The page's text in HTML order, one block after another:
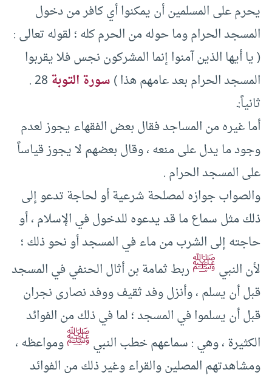
يحرم على المسلمين أن يمكنوا أي كافر من دخول
المسجد الحرام وما حوله من الحرم كله ؛ لقوله تعالى :
( يا أيها الذين آمنوا إنما المشركون نجس فلا يقربوا
المسجد الحرام بعد عامهم هذا )سورة التوبة
ثانياً:ـ
أما غيره من المساجد فقال بعض الفقهاء يجوز لعدم
وجود ما يدل على منعه ، وقال بعضهم لا يجوز قياساً
على المسجد الحرام .
والصواب جوازه لمصلحة شرعية أو لحاجة تدعو إلى
ذلك مثل سماع ما قد يدعوه للدخول في الإسلام ، أو
حاجته إلى الشرب من ماء في المسجد أو نحو ذلك ؛
لأن النبيﷺربط ثمامة بن أثال الحنفي في المسجد
قبل أن يسلم ، وأنزل وفد ثقيف ووفد نصارى نجران
قبل أن يسلموا في المسجد ؛ لما في ذلك من الفوائد
الكثيرة ، وهي : سماعهم خطب النبيﷺومواعظه ،
ومشاهدتهم المصلين والقراء وغير ذلك من الفوائد